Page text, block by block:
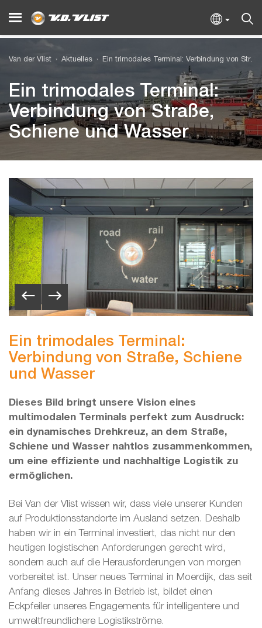
Van der Vlist Aktuelles Ein trimodales Terminal: Verbindung von Straße, Schiene und Wasser
Ein trimodales Terminal:
Verbindung von Straße,
Schiene und Wasser
Ein trimodales Terminal:
Verbindung von Straße, Schiene
und Wasser
Dieses Bild bringt unsere Vision eines
multimodalen Terminals perfekt zum Ausdruck:
ein dynamisches Drehkreuz, an dem Straße,
Schiene und Wasser nahtlos zusammenkommen,
um eine effiziente und nachhaltige Logistik zu
ermöglichen.
Bei Van der Vlist wissen wir, dass viele unserer Kunden
auf Produktionsstandorte im Ausland setzen. Deshalb
haben wir in ein Terminal investiert, das nicht nur den
heutigen logistischen Anforderungen gerecht wird,
sondern auch auf die Herausforderungen von morgen
vorbereitet ist. Unser neues Terminal in Moerdijk, das seit
Anfang dieses Jahres in Betrieb ist, bildet einen
Eckpfeiler unseres Engagements für intelligentere und
umweltfreundlichere Logistikströme.